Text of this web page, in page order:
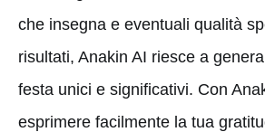
che insegna e eventuali qualità
risultati, Anakin AI riesce a
festa unici e significativi. Con
esprimere facilmente la tua